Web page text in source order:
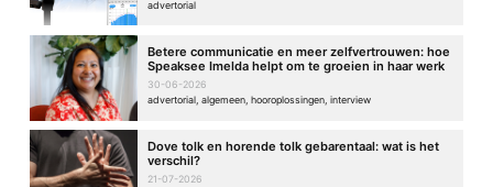
advertorial
Betere communicatie en meer zelfvertrouwen: hoe
Speaksee Imelda helpt om te groeien in haar werk
30-06-2026
advertorial, algemeen, hooroplossingen, interview
Dove tolk en horende tolk gebarentaal: wat is het
verschil?
21-07-2026